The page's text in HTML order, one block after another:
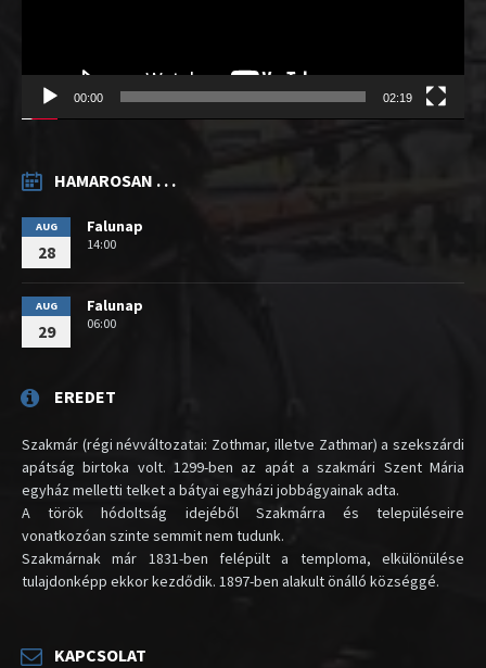
00:00 02:19
HAMAROSAN . . .
AUG
28
Falunap
14:00
AUG
29
Falunap
06:00
EREDET
Szakmár (régi névváltozatai: Zothmar, illetve Zathmar) a szekszárdi
apátság birtoka volt. 1299-ben az apát a szakmári Szent Mária
egyház melletti telket a bátyai egyházi jobbágyainak adta.
A török hódoltság idejéből Szakmárra és településeire
vonatkozóan szinte semmit nem tudunk.
Szakmárnak már 1831-ben felépült a temploma, elkülönülése
tulajdonképp ekkor kezdődik. 1897-ben alakult önálló községgé.
KAPCSOLAT